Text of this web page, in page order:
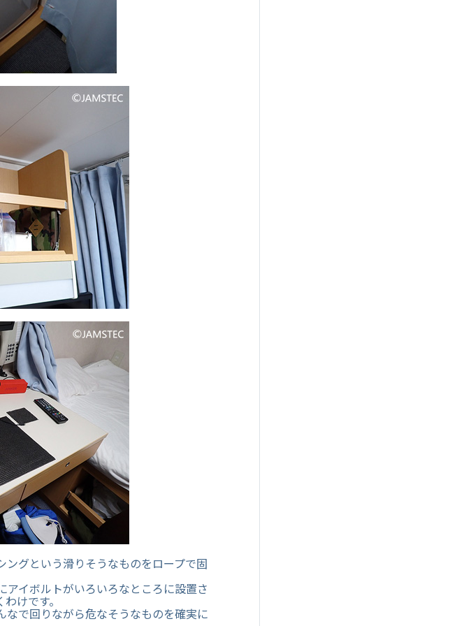
グという滑りそうなものをロープで固
イボルトがいろいろなところに設置さ
けです。
なで回りながら危なそうなものを確実に